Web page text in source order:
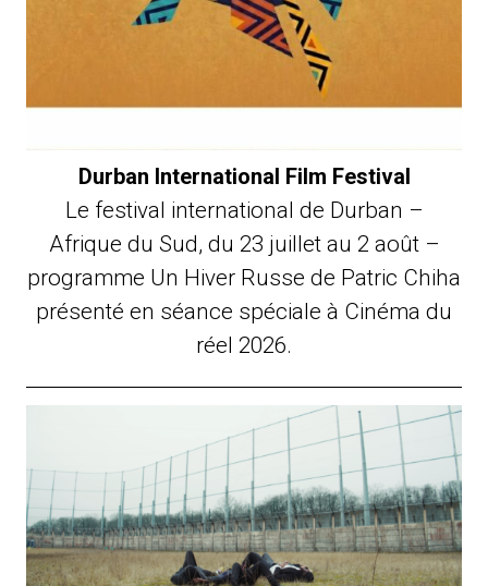
Durban International Film Festival
Le festival international de Durban –
Afrique du Sud, du 23 juillet au 2 août –
programme Un Hiver Russe de Patric Chiha
présenté en séance spéciale à Cinéma du
réel 2026.